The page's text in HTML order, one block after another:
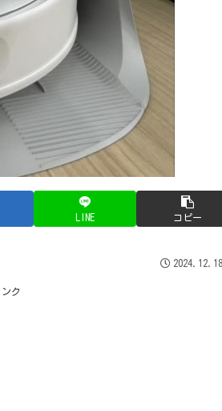
LINE コピー
2024.12.18
ク